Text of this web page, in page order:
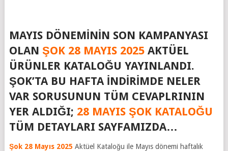
MAYIS DÖNEMININ SON KAMPANYASI
OLAN ŞOK 28 MAYIS 2025AKTÜEL
ÜRÜNLER KATALOĞU YAYINLANDI.
ŞOK’TA BU HAFTA İNDIRIMDE NELER
VAR SORUSUNUN TÜM CEVAPLRININ
YER ALDIĞI; 28 MAYIS ŞOK KATALOĞU
TÜM DETAYLARI SAYFAMIZDA…
Şok 28 Mayıs 2025 Aktüel Kataloğu ile Mayıs dönemi haftalık